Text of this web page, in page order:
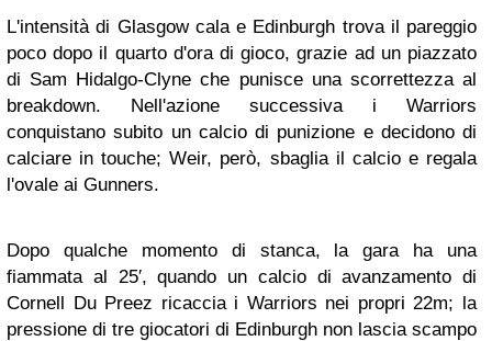
L'intensità di Glasgow cala e Edinburgh trova il pareggio
poco dopo il quarto d'ora di gioco, grazie ad un piazzato
di Sam Hidalgo-Clyne che punisce una scorrettezza al
breakdown. Nell'azione successiva i Warriors
conquistano subito un calcio di punizione e decidono di
calciare in touche; Weir, però, sbaglia il calcio e regala
l'ovale ai Gunners.
Dopo qualche momento di stanca, la gara ha una
fiammata al 25′, quando un calcio di avanzamento di
Cornell Du Preez ricaccia i Warriors nei propri 22m; la
pressione di tre giocatori di Edinburgh non lascia scampo